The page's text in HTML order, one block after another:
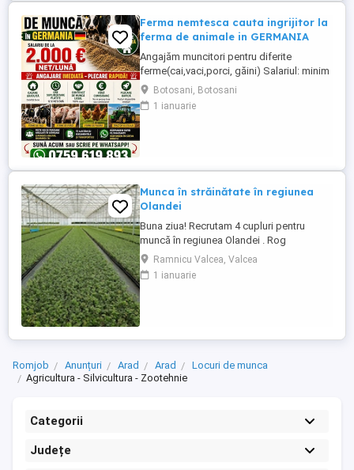
Ferma nemtesca cauta ingrijitor la
ferma de animale in GERMANIA
Angajăm muncitori pentru diferite
ferme(cai,vaci,porci, găini) Salariul: minim
1800 net( poate crește în funcție de
experiența) Cazare și utilități gratuite!
Căutam persoane serioase și motivate
Botosani, Botosani
1 ianuarie
Munca în străinătate în regiunea
Olandei
Buna ziua! Recrutam 4 cupluri pentru
muncă în regiunea Olandei . Rog
seriozitate și pentru mai multe detalii va
rog contactați in Whatsap la Nr( ) .Va
mulțumesc!
Ramnicu Valcea, Valcea
1 ianuarie
Romjob Anunțuri Arad Arad
Locuri de munca
Agricultura - Silvicultura - Zootehnie
Categorii
Județe